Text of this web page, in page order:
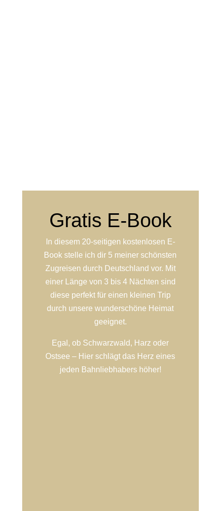
Gratis E-Book
In diesem 20-seitigen kostenlosen E-
Book stelle ich dir 5 meiner schönsten
Zugreisen durch Deutschland vor. Mit
einer Länge von 3 bis 4 Nächten sind
diese perfekt für einen kleinen Trip
durch unsere wunderschöne Heimat
geeignet.
Egal, ob Schwarzwald, Harz oder
Ostsee – Hier schlägt das Herz eines
jeden Bahnliebhabers höher!